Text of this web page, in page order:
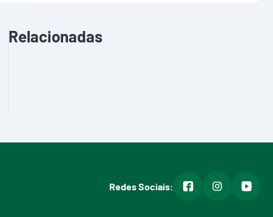
Relacionadas
Redes Sociais: facebookinstagram